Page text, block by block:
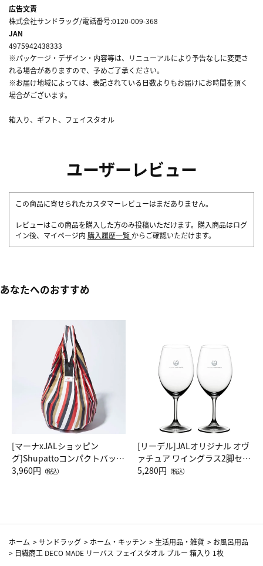
広告文責
株式会社サンドラッグ/電話番号:0120-009-368
JAN
4975942438333
※パッケージ・デザイン・内容等は、リニューアルにより予告なしに変更さ
れる場合がありますので、予めご了承ください。
※お届け地域によっては、表記されている日数よりもお届けにお時間を頂く
場合がございます。
箱入り、ギフト、フェイスタオル
ユーザーレビュー
この商品に寄せられたカスタマーレビューはまだありません。
レビューはこの商品を購入した方のみ投稿いただけます。購入商品はログ
イン後、マイページ内 購入履歴一覧 からご確認いただけます。
あなたへのおすすめ
[マーナxJALショッピン
グ]Shupattoコンパクトバッグ
Drop JAL客室乗務員（LC）ス
3,960円 （税込）
[リーデル]JALオリジナル オヴ
ァチュア ワイングラス2脚セッ
ト（レッドワイン）
5,280円 （税込）
ホーム >サンドラッグ > ホーム・キッチン > 生活用品・雑貨 > お風呂用品
> 日繊商工 DECO MADE リーバス フェイスタオル ブルー 箱入り 1枚